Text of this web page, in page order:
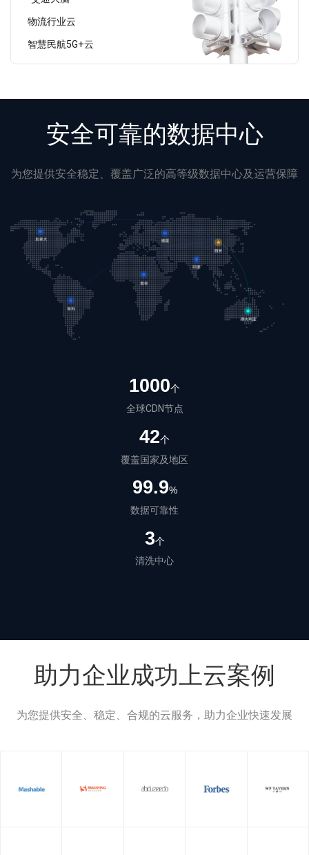
物流行业云
智慧民航5G+云
安全可靠的数据中心
为您提供安全稳定、覆盖广泛的高等级数据中心及运营保障
1000个
全球CDN节点
42个
覆盖国家及地区
99.9%
数据可靠性
3个
清洗中心
助力企业成功上云案例
为您提供安全、稳定、合规的云服务，助力企业快速发展